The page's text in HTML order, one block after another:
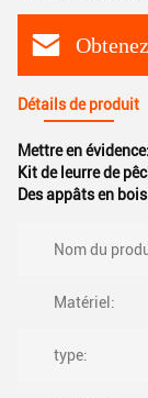
Détails de produit
Mettre en évidence:
Kit de leurre de
Des appâts en
Nom du
Matériel:
type: